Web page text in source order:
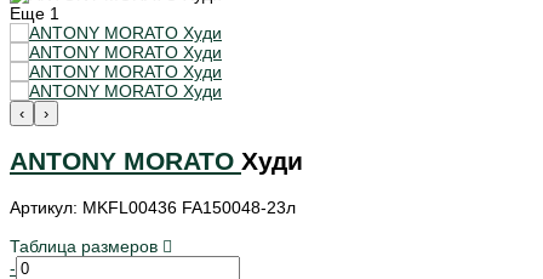
Еще 1
‹ ›
ANTONY MORATO Худи
Артикул: MKFL00436 FA150048-23л
Таблица размеров
-